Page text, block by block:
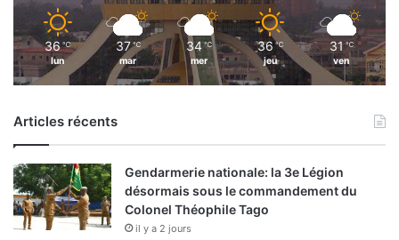
36 ℃
lun
37 ℃
mar
34 ℃
mer
36 ℃
jeu
31 ℃
ven
Articles récents
Gendarmerie nationale: la 3e Légion
désormais sous le commandement du
Colonel Théophile Tago
il y a 2 jours